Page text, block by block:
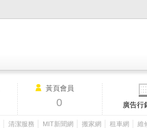
黃頁會員
0 廣告行
清潔服務 MIT新聞網 搬家網 租車網 維